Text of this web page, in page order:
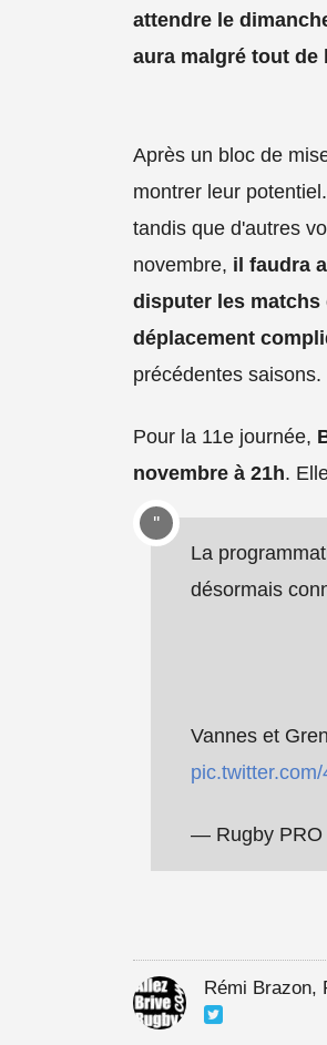
attendre le
aura malgré tout de
Après un bloc de
montrer leur
tandis que d'autres
novembre, il faudra
disputer les matchs
déplacement
précédentes saisons.
Pour la 11e journée,
novembre à 21h.
La
désormais
Vannes et
— Rugby PRO
Rémi Brazon,